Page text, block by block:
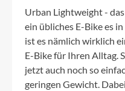
Urban Lightweight -
ein übliches E-Bike es
ist es nämlich wirklich
E-Bike für Ihren Alltag.
jetzt auch noch so
geringen Gewicht.